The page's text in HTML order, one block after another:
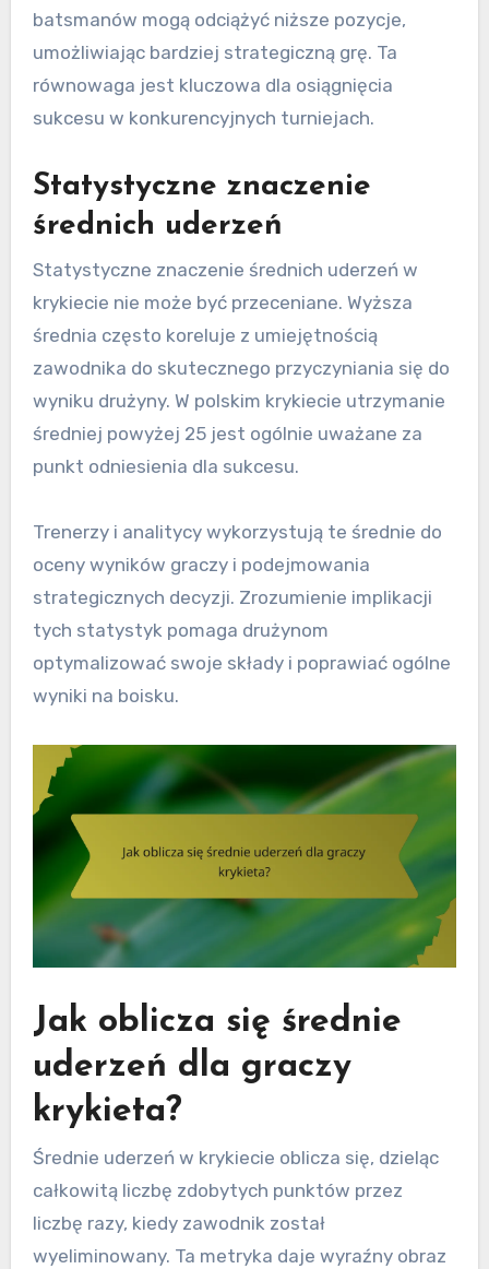
batsmanów mogą odciążyć niższe pozycje,
umożliwiając bardziej strategiczną grę. Ta
równowaga jest kluczowa dla osiągnięcia
sukcesu w konkurencyjnych turniejach.
Statystyczne znaczenie
średnich uderzeń
Statystyczne znaczenie średnich uderzeń w
krykiecie nie może być przeceniane. Wyższa
średnia często koreluje z umiejętnością
zawodnika do skutecznego przyczyniania się do
wyniku drużyny. W polskim krykiecie utrzymanie
średniej powyżej 25 jest ogólnie uważane za
punkt odniesienia dla sukcesu.
Trenerzy i analitycy wykorzystują te średnie do
oceny wyników graczy i podejmowania
strategicznych decyzji. Zrozumienie implikacji
tych statystyk pomaga drużynom
optymalizować swoje składy i poprawiać ogólne
wyniki na boisku.
Jak oblicza się średnie
uderzeń dla graczy
krykieta?
Średnie uderzeń w krykiecie oblicza się, dzieląc
całkowitą liczbę zdobytych punktów przez
liczbę razy, kiedy zawodnik został
wyeliminowany. Ta metryka daje wyraźny obraz